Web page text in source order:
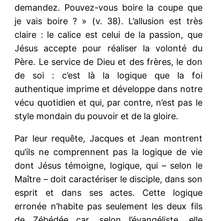
demandez. Pouvez-vous boire la coupe que
je vais boire ? » (v. 38). L’allusion est très
claire : le calice est celui de la passion, que
Jésus accepte pour réaliser la volonté du
Père. Le service de Dieu et des frères, le don
de soi : c’est là la logique que la foi
authentique imprime et développe dans notre
vécu quotidien et qui, par contre, n’est pas le
style mondain du pouvoir et de la gloire.
Par leur requête, Jacques et Jean montrent
qu’ils ne comprennent pas la logique de vie
dont Jésus témoigne, logique, qui – selon le
Maître – doit caractériser le disciple, dans son
esprit et dans ses actes. Cette logique
erronée n’habite pas seulement les deux fils